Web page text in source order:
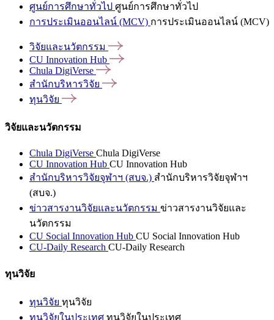
ศูนย์การศึกษาทั่วไป ศูนย์การศึกษาทั่วไป
การประเมินออนไลน์ (MCV) การประเมินออนไลน์ (MCV)
วิจัยและนวัตกรรม
CU Innovation Hub
Chula DigiVerse
สำนักบริหารวิจัย
ทุนวิจัย
วิจัยและนวัตกรรม
Chula DigiVerse Chula DigiVerse
CU Innovation Hub CU Innovation Hub
สำนักบริหารวิจัยจุฬาฯ (สบจ.) สำนักบริหารวิจัยจุฬาฯ
(สบจ.)
ข่าวสารงานวิจัยและนวัตกรรม ข่าวสารงานวิจัยและ
นวัตกรรม
CU Social Innovation Hub CU Social Innovation Hub
CU-Daily Research CU-Daily Research
ทุนวิจัย
ทุนวิจัย ทุนวิจัย
ทุนวิจัยในประเทศ ทุนวิจัยในประเทศ